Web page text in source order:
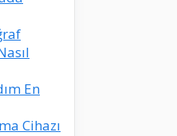
En
Cihazı